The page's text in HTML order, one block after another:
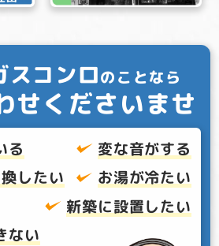
スコンロのことなら
せくださいませ
る
変な音がする
したい
お湯が冷たい
新築に設置したい
ない